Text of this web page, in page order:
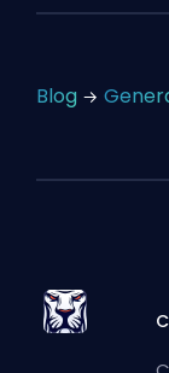
Blog